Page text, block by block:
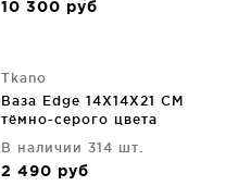
10 300 руб
Tkano
Ваза Edge 14X14X21 CM
тёмно-серого цвета
В наличии 314 шт.
2 490 руб